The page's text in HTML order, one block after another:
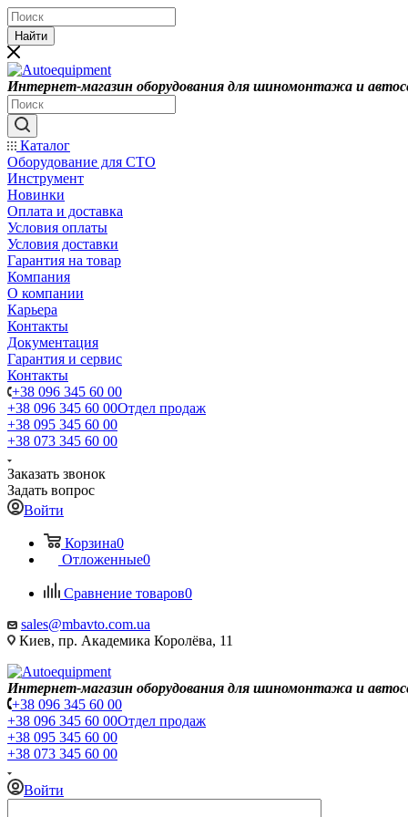
Найти
Интернет-магазин оборудования для шиномонтажа и
Каталог
Оборудование для СТО
Инструмент
Новинки
Оплата и доставка
Условия оплаты
Условия доставки
Гарантия на товар
Компания
О компании
Карьера
Контакты
Документация
Гарантия и сервис
Контакты
+38 096 345 60 00
+38 096 345 60 00Отдел продаж
+38 095 345 60 00
+38 073 345 60 00
Заказать звонок
Задать вопрос
Войти
Корзина0
Отложенные0
Сравнение товаров0
sales@mbavto.com.ua
Киев, пр. Академика Королёва, 11
Интернет-магазин оборудования для шиномонтажа и
+38 096 345 60 00
+38 096 345 60 00Отдел продаж
+38 095 345 60 00
+38 073 345 60 00
Войти